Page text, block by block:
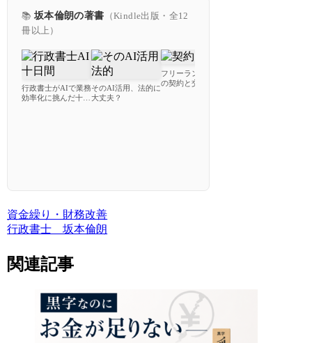
📚 坂本倫朗の著書 （Kindle出版・全12
冊以上）
行政書士がAIで業務
効率化に挑んだ十日
そのAI活用、法的に
大丈夫？
フリーランスのため
の契約と交渉で失敗
資金繰り・財務改善
行政書士 坂本倫朗
関連記事